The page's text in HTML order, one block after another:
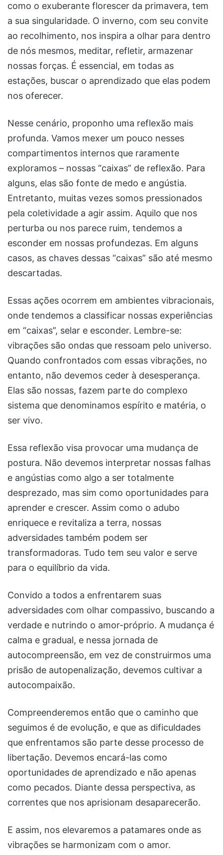
como o exuberante florescer da primavera, tem
a sua singularidade. O inverno, com seu convite
ao recolhimento, nos inspira a olhar para dentro
de nós mesmos, meditar, refletir, armazenar
nossas forças. É essencial, em todas as
estações, buscar o aprendizado que elas podem
nos oferecer.
Nesse cenário, proponho uma reflexão mais
profunda. Vamos mexer um pouco nesses
compartimentos internos que raramente
exploramos – nossas “caixas” de reflexão. Para
alguns, elas são fonte de medo e angústia.
Entretanto, muitas vezes somos pressionados
pela coletividade a agir assim. Aquilo que nos
perturba ou nos parece ruim, tendemos a
esconder em nossas profundezas. Em alguns
casos, as chaves dessas “caixas” são até mesmo
descartadas.
Essas ações ocorrem em ambientes vibracionais,
onde tendemos a classificar nossas experiências
em “caixas”, selar e esconder. Lembre-se:
vibrações são ondas que ressoam pelo universo.
Quando confrontados com essas vibrações, no
entanto, não devemos ceder à desesperança.
Elas são nossas, fazem parte do complexo
sistema que denominamos espírito e matéria, o
ser vivo.
Essa reflexão visa provocar uma mudança de
postura. Não devemos interpretar nossas falhas
e angústias como algo a ser totalmente
desprezado, mas sim como oportunidades para
aprender e crescer. Assim como o adubo
enriquece e revitaliza a terra, nossas
adversidades também podem ser
transformadoras. Tudo tem seu valor e serve
para o equilíbrio da vida.
Convido a todos a enfrentarem suas
adversidades com olhar compassivo, buscando a
verdade e nutrindo o amor-próprio. A mudança é
calma e gradual, e nessa jornada de
autocompreensão, em vez de construirmos uma
prisão de autopenalização, devemos cultivar a
autocompaixão.
Compreenderemos então que o caminho que
seguimos é de evolução, e que as dificuldades
que enfrentamos são parte desse processo de
libertação. Devemos encará-las como
oportunidades de aprendizado e não apenas
como pecados. Diante dessa perspectiva, as
correntes que nos aprisionam desaparecerão.
E assim, nos elevaremos a patamares onde as
vibrações se harmonizam com o amor.